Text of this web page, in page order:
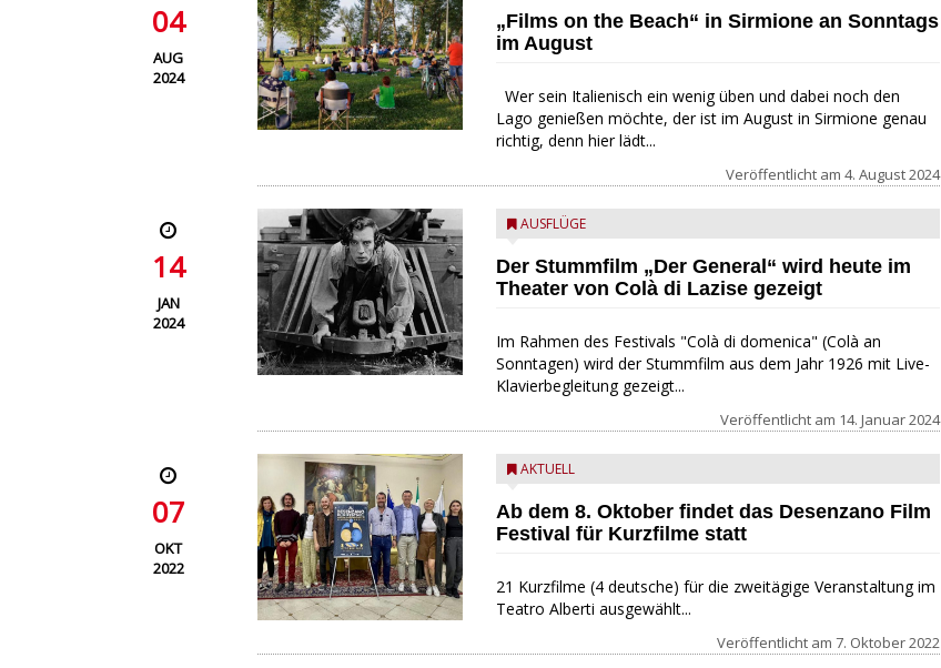
04
AUG
2024
„Films on the Beach“ in Sirmione an Sonntags
im August
Wer sein Italienisch ein wenig üben und dabei noch den
Lago genießen möchte, der ist im August in Sirmione genau
richtig, denn hier lädt...
Veröffentlicht am 4. August 2024
14
JAN
2024
AUSFLÜGE
Der Stummfilm „Der General“ wird heute im
Theater von Colà di Lazise gezeigt
Im Rahmen des Festivals "Colà di domenica" (Colà an
Sonntagen) wird der Stummfilm aus dem Jahr 1926 mit Live-
Klavierbegleitung gezeigt...
Veröffentlicht am 14. Januar 2024
07
OKT
2022
AKTUELL
Ab dem 8. Oktober findet das Desenzano Film
Festival für Kurzfilme statt
21 Kurzfilme (4 deutsche) für die zweitägige Veranstaltung im
Teatro Alberti ausgewählt...
Veröffentlicht am 7. Oktober 2022